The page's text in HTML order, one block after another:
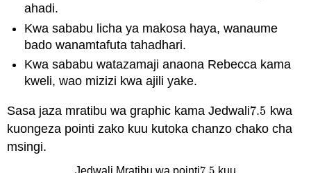
ahadi.
Kwa sababu licha ya makosa haya, wanaume
bado wanamtafuta tahadhari.
Kwa sababu watazamaji anaona Rebecca kama
kweli, wao mizizi kwa ajili yake.
Sasa jaza mratibu wa graphic kama Jedwali7.5
7.5 kwa
kuongeza pointi zako kuu kutoka chanzo chako cha
msingi.